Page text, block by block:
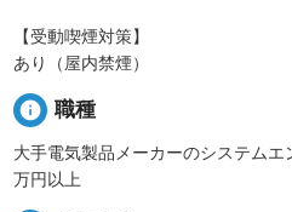
【受動喫煙対策】
あり（屋内禁煙）
info 職種
大手電気製品メーカーのシステム
万円以上